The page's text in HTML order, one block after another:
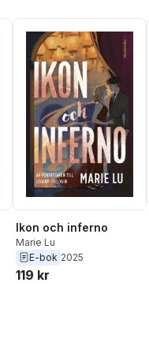
Ikon och inferno
Marie Lu
E-bok 2025
119 kr